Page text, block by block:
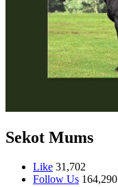
Sekot Mums
Like 31,702
Follow Us 164,290